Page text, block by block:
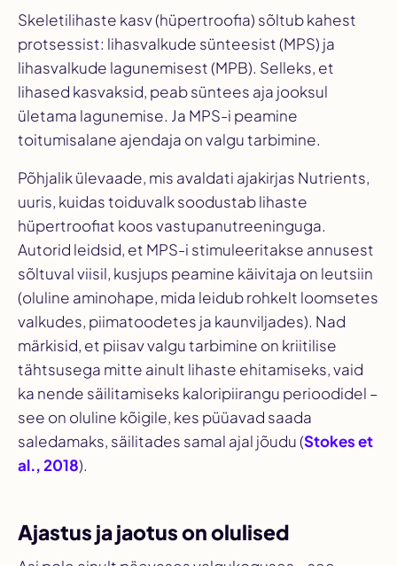
Skeletilihaste kasv (hüpertroofia) sõltub kahest
protsessist: lihasvalkude sünteesist (MPS) ja
lihasvalkude lagunemisest (MPB). Selleks, et
lihased kasvaksid, peab süntees aja jooksul
ületama lagunemise. Ja MPS-i peamine
toitumisalane ajendaja on valgu tarbimine.
Põhjalik ülevaade, mis avaldati ajakirjas Nutrients,
uuris, kuidas toiduvalk soodustab lihaste
hüpertroofiat koos vastupanutreeninguga.
Autorid leidsid, et MPS-i stimuleeritakse annusest
sõltuval viisil, kusjups peamine käivitaja on leutsiin
(oluline aminohape, mida leidub rohkelt loomsetes
valkudes, piimatoodetes ja kaunviljades). Nad
märkisid, et piisav valgu tarbimine on kriitilise
tähtsusega mitte ainult lihaste ehitamiseks, vaid
ka nende säilitamiseks kaloripiirangu perioodidel –
see on oluline kõigile, kes püüavad saada
saledamaks, säilitades samal ajal jõudu (Stokes et
al., 2018).
Ajastus ja jaotus on olulised